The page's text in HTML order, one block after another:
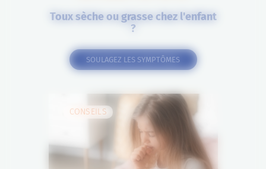
Toux sèche ou grasse chez l'enfant
?
SOULAGEZ LES SYMPTÔMES
CONSEILS